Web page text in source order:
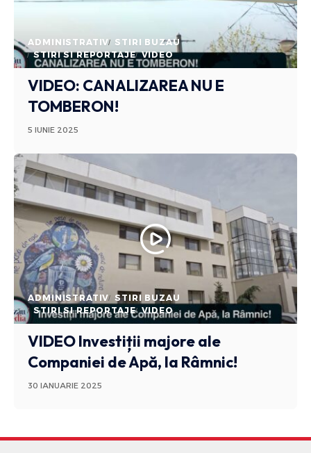
ADMINISTRATIV STIRI BUZAU
STIRI SI REPORTAJE VIDEO
VIDEO: CANALIZAREA NU E
TOMBERON!
5 IUNIE 2025
ADMINISTRATIV STIRI BUZAU
STIRI SI REPORTAJE VIDEO
VIDEO Investiții majore ale
Companiei de Apă, la Râmnic!
30 IANUARIE 2025